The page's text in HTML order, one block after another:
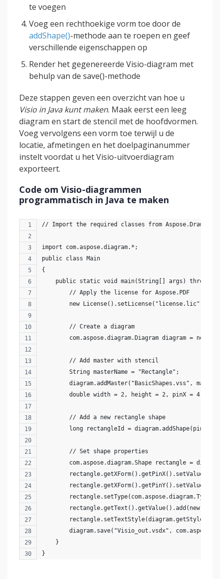
te voegen
Voeg een rechthoekige vorm toe door de
addShape()-methode aan te roepen en geef
verschillende eigenschappen op
Render het gegenereerde Visio-diagram met
behulp van de save()-methode
Deze stappen geven een overzicht van hoe u
Visio in Java kunt maken. Maak eerst een leeg
diagram en start de stencil met de hoofdvormen.
Voeg vervolgens een vorm toe terwijl u de
locatie, afmetingen en het doelpaginanummer
instelt voordat u het Visio-uitvoerdiagram
exporteert.
Code om Visio-diagrammen
programmatisch in Java te maken
// Import the required classes from Aspose.Drawing
import com.aspose.diagram.*;
public class Main
{
public static void main(String[] args) throws
        // Apply the license for Aspose.PDF
        new License().setLicense("license.lic");
        // Create a diagram
com.aspose.diagram.Diagram diagram = new
        // Add master with stencil
        String masterName = "Rectangle";
diagram.addMaster("BasicShapes.vss",
double width = 2, height = 2, pinX = 4.25,
        // Add a new rectangle shape
long rectangleId = diagram.addShape(pinX,
        // Set shape properties
com.aspose.diagram.Shape rectangle =
        rectangle.getXForm().getPinX().setValue(5);
        rectangle.getXForm().getPinY().setValue(5);
rectangle.getText().getValue().add(new
diagram.save("Visio_out.vsdx",
    }
}